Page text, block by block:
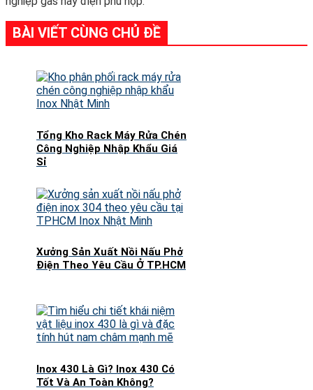
BÀI VIẾT CÙNG CHỦ ĐỀ
Tổng Kho Rack Máy Rửa Chén
Công Nghiệp Nhập Khẩu Giá
Sỉ
Xưởng Sản Xuất Nồi Nấu Phở
Điện Theo Yêu Cầu Ở TP.HCM
Inox 430 Là Gì? Inox 430 Có
Tốt Và An Toàn Không?